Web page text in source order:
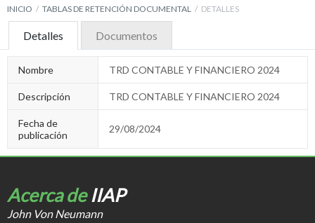
INICIO TABLAS DE RETENCIÓN DOCUMENTAL DETALLES
Detalles Documentos
Nombre TRD CONTABLE Y FINANCIERO 2024
Descripción TRD CONTABLE Y FINANCIERO 2024
Fecha de
publicación
29/08/2024
Acerca deIIAP
John Von Neumann